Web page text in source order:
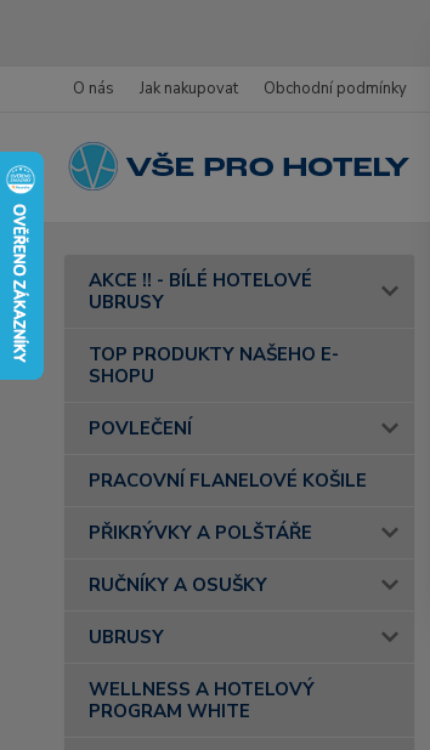
O nás Jak nakupovat Obchodní podmínky
AKCE !! - BÍLÉ HOTELOVÉ
UBRUSY
TOP PRODUKTY NAŠEHO E-
SHOPU
POVLEČENÍ
PRACOVNÍ FLANELOVÉ KOŠILE
PŘIKRÝVKY A POLŠTÁŘE
RUČNÍKY A OSUŠKY
UBRUSY
WELLNESS A HOTELOVÝ
PROGRAM WHITE